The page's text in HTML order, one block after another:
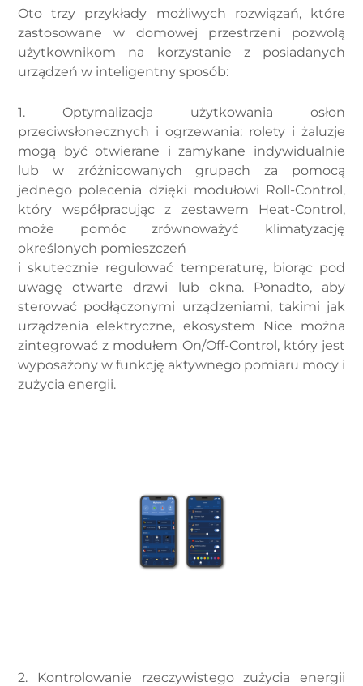
Oto trzy przykłady możliwych rozwiązań, które
zastosowane w domowej przestrzeni pozwolą
użytkownikom na korzystanie z posiadanych
urządzeń w inteligentny sposób:
1. Optymalizacja użytkowania osłon
przeciwsłonecznych i ogrzewania: rolety i żaluzje
mogą być otwierane i zamykane indywidualnie
lub w zróżnicowanych grupach za pomocą
jednego polecenia dzięki modułowi Roll-Control,
który współpracując z zestawem Heat-Control,
może pomóc zrównoważyć klimatyzację
określonych pomieszczeń
i skutecznie regulować temperaturę, biorąc pod
uwagę otwarte drzwi lub okna. Ponadto, aby
sterować podłączonymi urządzeniami, takimi jak
urządzenia elektryczne, ekosystem Nice można
zintegrować z modułem On/Off-Control, który jest
wyposażony w funkcję aktywnego pomiaru mocy i
zużycia energii.
2. Kontrolowanie rzeczywistego zużycia energii